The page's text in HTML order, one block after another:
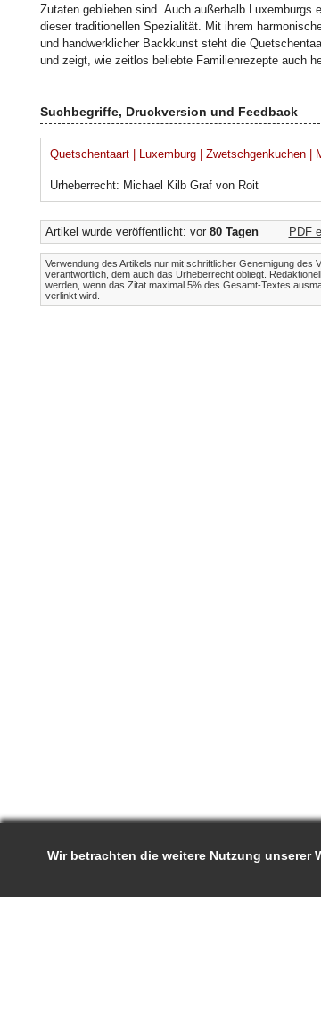
Wir betrachten die weitere Nutzung unserer
Zutaten geblieben sind. Auch außerhalb Luxemburgs
dieser traditionellen Spezialität. Mit ihrem
und handwerklicher Backkunst steht die
und zeigt, wie zeitlos beliebte Familienrezepte auch
Suchbegriffe, Druckversion und Feedback
Quetschentaart | Luxemburg | Zwetschgenkuchen |
Urheberrecht: Michael Kilb Graf von Roit
Artikel wurde veröffentlicht: vor 80 Tagen PDF
Verwendung des Artikels nur mit schriftlicher Genemigung
verantwortlich, dem auch das Urheberrecht obliegt.
werden, wenn das Zitat maximal 5% des Gesamt-Textes
verlinkt wird.